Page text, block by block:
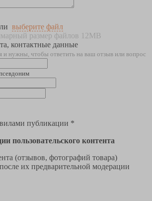
выберите файл
размер файлов 12MB
контактные данные
и нужны, чтобы ответить на ваш отзыв или вопрос
публикации *
пользовательского контента
(отзывов, фотографий товара)
их предварительной модерации